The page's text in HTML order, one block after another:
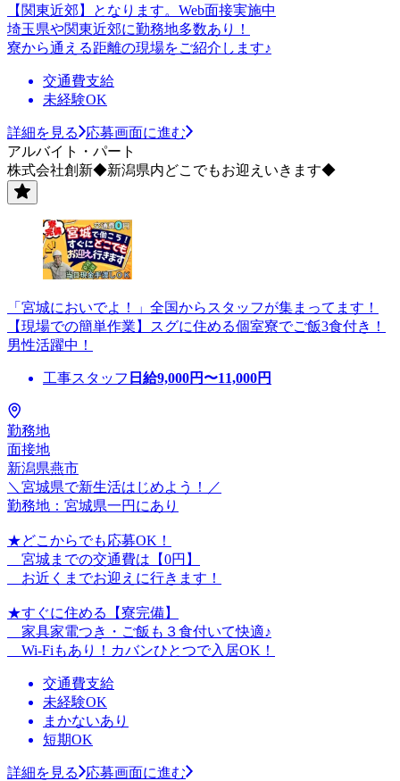
【関東近郊】となります。Web面接実施中
埼玉県や関東近郊に勤務地多数あり！
寮から通える距離の現場をご紹介します♪
交通費支給
未経験OK
詳細を見る
応募画面に進む
アルバイト・パート
株式会社創新◆新潟県内どこでもお迎えいきます◆
「宮城においでよ！」全国からスタッフが集まってます！
【現場での簡単作業】スグに住める個室寮でご飯3食付き！
男性活躍中！
工事スタッフ 日給9,000円〜11,000円
勤務地
面接地
新潟県燕市
＼宮城県で新生活はじめよう！／
勤務地：宮城県一円にあり
★どこからでも応募OK！
宮城までの交通費は【0円】
お近くまでお迎えに行きます！
★すぐに住める【寮完備】
家具家電つき・ご飯も３食付いて快適♪
Wi-Fiもあり！カバンひとつで入居OK！
交通費支給
未経験OK
まかないあり
短期OK
詳細を見る
応募画面に進む